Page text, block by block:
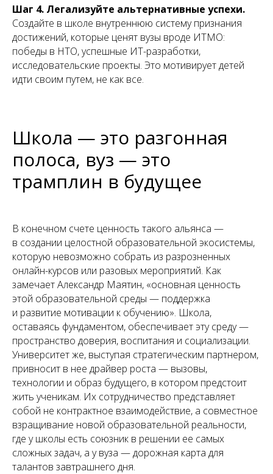
Шаг 4. Легализуйте альтернативные успехи.
Создайте в школе внутреннюю систему признания
достижений, которые ценят вузы вроде ИТМО:
победы в НТО, успешные ИТ-разработки,
исследовательские проекты. Это мотивирует детей
идти своим путем, не как все.
Школа — это разгонная
полоса, вуз — это
трамплин в будущее
В конечном счете ценность такого альянса —
в создании целостной образовательной экосистемы,
которую невозможно собрать из разрозненных
онлайн-курсов или разовых мероприятий. Как
замечает Александр Маятин, «основная ценность
этой образовательной среды — поддержка
и развитие мотивации к обучению». Школа,
оставаясь фундаментом, обеспечивает эту среду —
пространство доверия, воспитания и социализации.
Университет же, выступая стратегическим партнером,
привносит в нее драйвер роста — вызовы,
технологии и образ будущего, в котором предстоит
жить ученикам. Их сотрудничество представляет
собой не контрактное взаимодействие, а совместное
взращивание новой образовательной реальности,
где у школы есть союзник в решении ее самых
сложных задач, а у вуза — дорожная карта для
талантов завтрашнего дня.